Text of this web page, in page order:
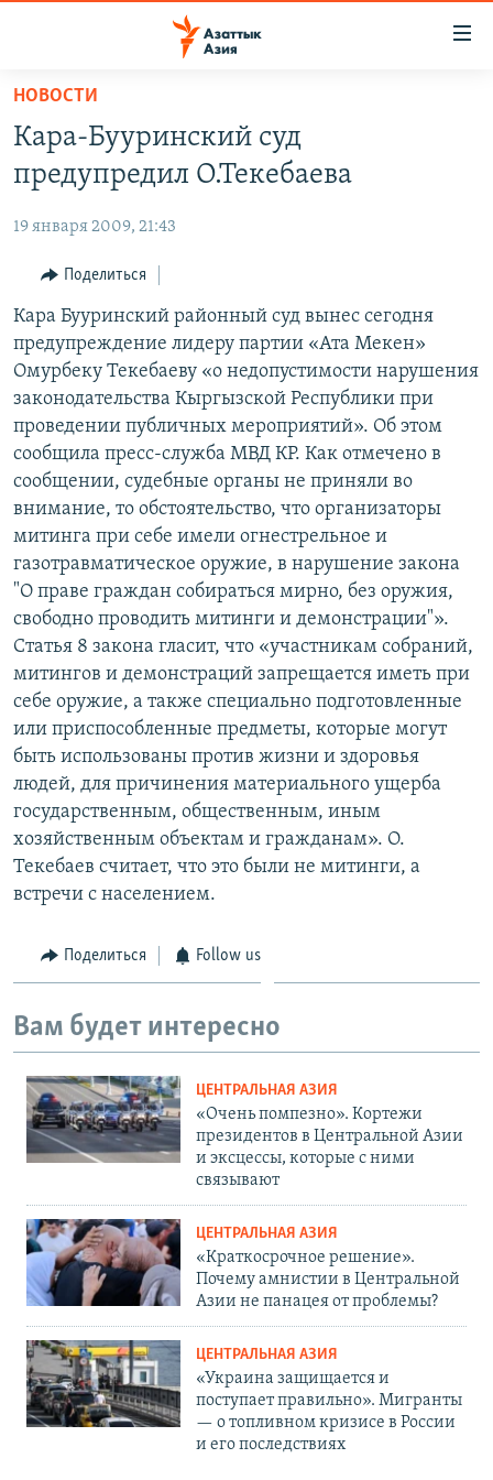
Вернуться
основному
содержанию
Вернутся
навигации
Вернутся
поиску
КАЗАХСТАН
УЗБЕКИСТАН
ТАДЖИКИСТАН
НОВОСТИ
ВОЙНА В УКРАИНЕ
НА ДРУГИХ ЯЗЫКАХ
ҚАЗАҚША
КЫРГЫЗЧА
ЎЗБЕКЧА
ТОҶИКӢ
TÜRKMENÇE
Все сайты РСЕ/РС
НОВОСТИ
Кара-Бууринский суд
предупредил О.Текебаева
19 января 2009, 21:43
Поделиться
Кара Бууринский районный суд вынес сегодня
предупреждение лидеру партии «Ата Мекен»
Омурбеку Текебаеву «о недопустимости нарушения
законодательства Кыргызской Республики при
проведении публичных мероприятий». Об этом
сообщила пресс-служба МВД КР. Как отмечено в
сообщении, судебные органы не приняли во
внимание, то обстоятельство, что организаторы
митинга при себе имели огнестрельное и
газотравматическое оружие, в нарушение закона
"О праве граждан собираться мирно, без оружия,
свободно проводить митинги и демонстрации"».
Статья 8 закона гласит, что «участникам собраний,
митингов и демонстраций запрещается иметь при
себе оружие, а также специально подготовленные
или приспособленные предметы, которые могут
быть использованы против жизни и здоровья
людей, для причинения материального ущерба
государственным, общественным, иным
хозяйственным объектам и гражданам». О.
Текебаев считает, что это были не митинги, а
встречи с населением.
Поделиться Follow us
Вам будет интересно
ЦЕНТРАЛЬНАЯ АЗИЯ
«Очень помпезно». Кортежи
президентов в Центральной Азии
и эксцессы, которые с ними
связывают
ЦЕНТРАЛЬНАЯ АЗИЯ
«Краткосрочное решение».
Почему амнистии в Центральной
Азии не панацея от проблемы?
ЦЕНТРАЛЬНАЯ АЗИЯ
«Украина защищается и
поступает правильно». Мигранты
— о топливном кризисе в России
и его последствиях